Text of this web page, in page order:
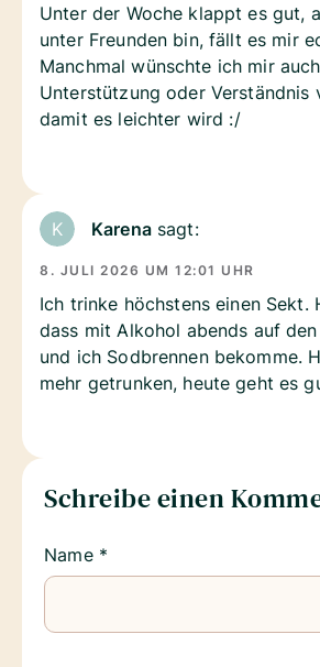
Unter der Woche klappt es gut,
unter Freunden bin, fällt es mir
Manchmal wünschte ich mir
Unterstützung oder Verständnis
damit es leichter wird :/
Karena sagt:
8. JULI 2026 UM 12:01 UHR
Ich trinke höchstens einen Sekt.
dass mit Alkohol abends auf
und ich Sodbrennen bekomme.
mehr getrunken, heute geht es
Schreibe einen
Name *